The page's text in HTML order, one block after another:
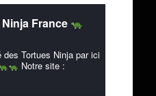
France
Tortues Ninja par ici
Notre site :